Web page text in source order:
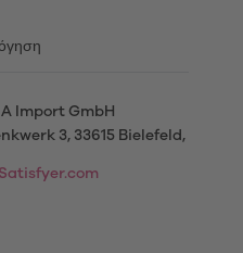
Import GmbH
3, 33615 Bielefeld,